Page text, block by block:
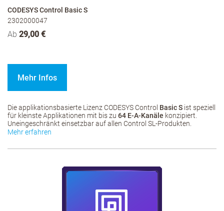
CODESYS Control Basic S
2302000047
Ab 29,00 €
Mehr Infos
Die applikationsbasierte Lizenz CODESYS Control Basic S ist speziell
für kleinste Applikationen mit bis zu 64 E-A-Kanäle konzipiert.
Uneingeschränkt einsetzbar auf allen Control SL-Produkten.
Mehr erfahren